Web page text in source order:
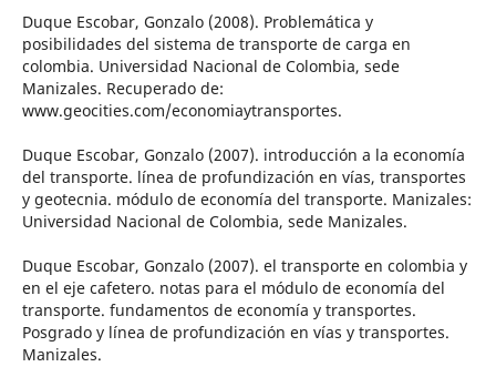
Duque Escobar, Gonzalo (2008). Problemática y
posibilidades del sistema de transporte de carga en
colombia. Universidad Nacional de Colombia, sede
Manizales. Recuperado de:
www.geocities.com/economiaytransportes.
Duque Escobar, Gonzalo (2007). introducción a la economía
del transporte. línea de profundización en vías, transportes
y geotecnia. módulo de economía del transporte. Manizales:
Universidad Nacional de Colombia, sede Manizales.
Duque Escobar, Gonzalo (2007). el transporte en colombia y
en el eje cafetero. notas para el módulo de economía del
transporte. fundamentos de economía y transportes.
Posgrado y línea de profundización en vías y transportes.
Manizales.